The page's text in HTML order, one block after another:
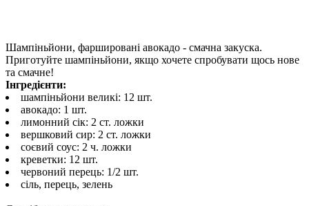
Шампіньйони, фаршировані авокадо - смачна закуска.
Приготуйте шампіньйони, якщо хочете спробувати щось нове
та смачне!
Інгредієнти:
шампіньйони великі: 12 шт.
авокадо: 1 шт.
лимонний сік: 2 ст. ложки
вершковий сир: 2 ст. ложки
соєвий соус: 2 ч. ложки
креветки: 12 шт.
червоний перець: 1/2 шт.
сіль, перець, зелень